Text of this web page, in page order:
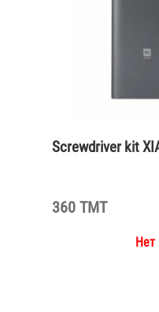
Screwdriver kit
360 TMT
Нет